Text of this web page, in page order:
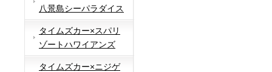
八景島シーパラダイス
タイムズカー×スパリ
ゾートハワイアンズ
タイムズカー×ニジゲ